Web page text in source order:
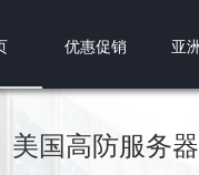
优惠促销 亚
美国高防服务